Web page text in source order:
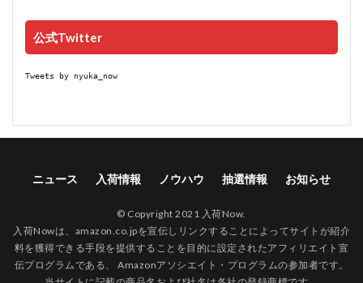
公式Twitter
Tweets by nyuka_now
ニュース 入荷情報 ノウハウ 抽選情報 お知らせ
© Copyright 2021 入荷Now.
入荷Nowは、amazon.co.jpを宣伝しリンクすることによってサイトが紹介
料を獲得できる手段を提供することを目的に設定されたアフィリエイト宣
伝プログラムである、 Amazonアソシエイト・プログラムの参加者です。